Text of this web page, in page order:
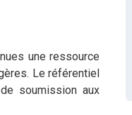
une ressource
Le référentiel
soumission aux